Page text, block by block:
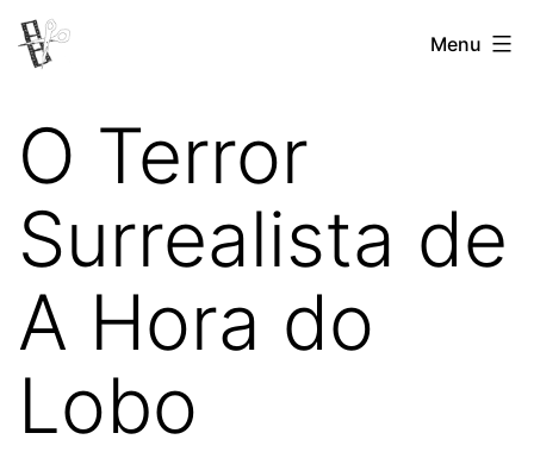
Pular
para
conteúdo
Revista
Menu
O Terror
Surrealista de
A Hora do
Lobo